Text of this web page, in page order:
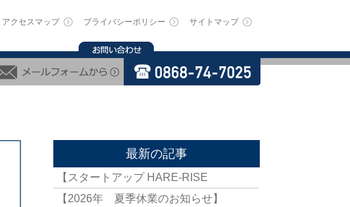
アクセスマップ プライバシーポリシー サイトマップ
最新の記事
【スタートアップ HARE-RISE
【2026年 夏季休業のお知らせ】